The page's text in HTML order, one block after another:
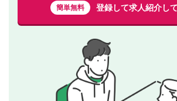
簡単無料 登録して求人紹介し